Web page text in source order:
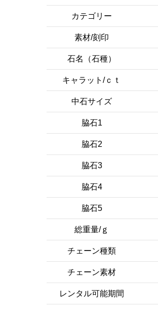
カテゴリー
素材/刻印
石名（石種）
キャラット/ｃｔ
中石サイズ
脇石1
脇石2
脇石3
脇石4
脇石5
総重量/ｇ
チェーン種類
チェーン素材
レンタル可能期間